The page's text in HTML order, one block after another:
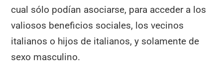
cual sólo podían asociarse, para acceder a los
valiosos beneficios sociales, los vecinos
italianos o hijos de italianos, y solamente de
sexo masculino.